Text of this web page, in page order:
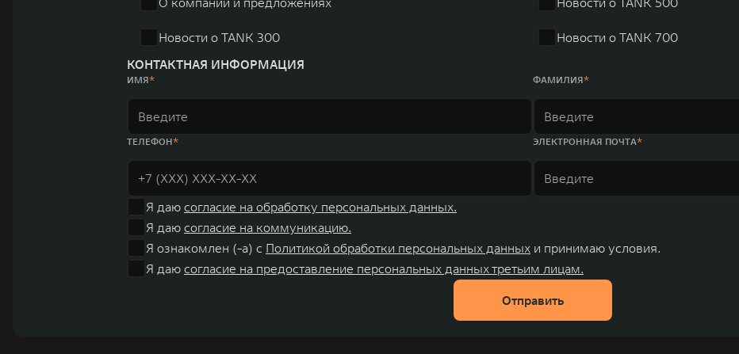
Новости о TANK 300
Новости о TANK 700
КОНТАКТНАЯ ИНФОРМАЦИЯ
ИМЯ ФАМИЛИЯ
ТЕЛЕФОН ЭЛЕКТРОННАЯ ПОЧТА
Я даю согласие на обработку персональных данных.
Я даю согласие на коммуникацию.
Я ознакомлен (-а) с Политикой обработки персональных данных и принимаю условия.
Я даю согласие на предоставление персональных данных третьим лицам.
Отправить